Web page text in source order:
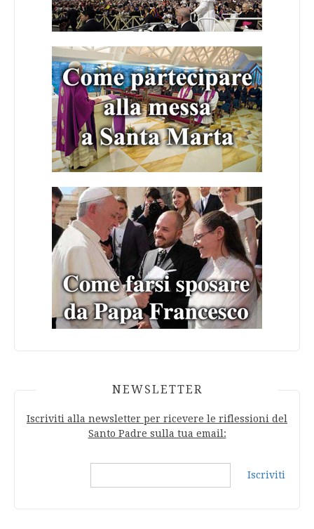
NEWSLETTER
Iscriviti alla newsletter per ricevere le riflessioni del
Santo Padre sulla tua email:
Iscriviti